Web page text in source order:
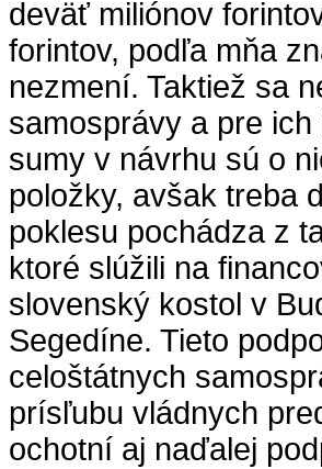
deväť miliónov
forintov, podľa mňa
nezmení. Taktiež sa
samosprávy a pre
sumy v návrhu sú o
položky, avšak treba
poklesu pochádza z
ktoré slúžili na
slovenský kostol v
Segedíne. Tieto
celoštátnych
prísľubu vládnych
ochotní aj naďalej